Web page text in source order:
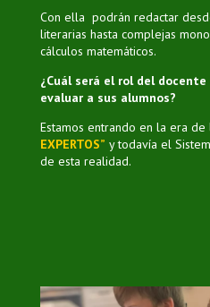
Con ella podrán redactar
literarias hasta complejas
cálculos matemáticos.
¿Cuál será el rol del
evaluar a sus alumnos?
Estamos entrando en la era de
EXPERTOS” y todavía el
de esta realidad.